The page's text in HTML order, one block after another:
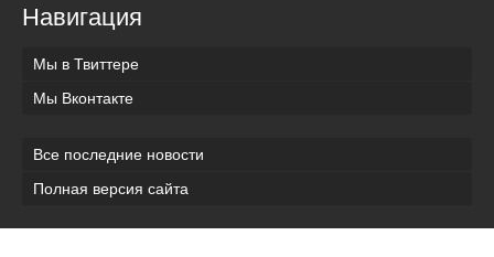
Навигация
Мы в Твиттере
Мы Вконтакте
Все последние новости
Полная версия сайта